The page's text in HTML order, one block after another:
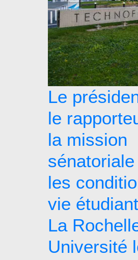
Le
le
la mission
les
vie
La
Université